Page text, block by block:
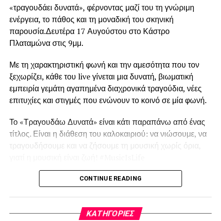
το σύγχρονο μοντέλο κυκλικής αστικής-βιομηχανικής
συμβίωσης.
Το SOWISE+ θα δημιουργήσει την πρώτη στο είδος της
πολυλειτουργική βιοδιυλιστηριακή μονάδα, η οποία θα
μετατρέπει δύο ροές αποβλήτων σε υλικά υψηλής αξίας.
Τα χωριστά συλλεγόμενα αστικά απόβλητα (βιοαπόβλητα
και απορροφητικά προϊόντα υγιεινής, π.χ. πάνες,
σερβιέτες) θα μετατρέπονται σε πολυμερή (πλαστικό) και
κυτταρίνη.
Σε πλήρη κλίμακα, το έργο στοχεύει στην παραγωγή
Παράλληλα, η υποδομή για τα απορροφητικά προϊόντα
υγιεινής θα συνδεθεί με εξειδικευμένη τεχνολογική
μονάδα με στόχο την παραγωγή έως και 700 τόνων
υψηλής ποιότητας κυτταρίνης ετησίως.
«τραγουδάει δυνατά», φέρνοντας μαζί του τη γνώριμη
ενέργεια, το πάθος και τη μοναδική του σκηνική
παρουσία.Δευτέρα 17 Αυγούστου στο Κάστρο
Πλαταμώνα στις 9μμ.
Με τη χαρακτηριστική φωνή και την αμεσότητα που τον
ξεχωρίζει, κάθε του live γίνεται μια δυνατή, βιωματική
εμπειρία γεμάτη αγαπημένα διαχρονικά τραγούδια, νέες
επιτυχίες και στιγμές που ενώνουν το κοινό σε μία φωνή.
Το «Τραγουδάω Δυνατά» είναι κάτι παραπάνω από ένας
τίτλος. Είναι η διάθεση του καλοκαιριού: να νιώσουμε, να
τραγουδήσουμε και να ζήσουμε τη μουσική χωρίς όρια,
Στο πλευρό του Στέλιου Ρόκκου η Έλενα Παναγιωτίδου.
Αυτό το καλοκαίρι, τραγουδάμε δυνατά. Μαζί.
CONTINUE READING
KΑΤΗΓΟΡΊΕΣ